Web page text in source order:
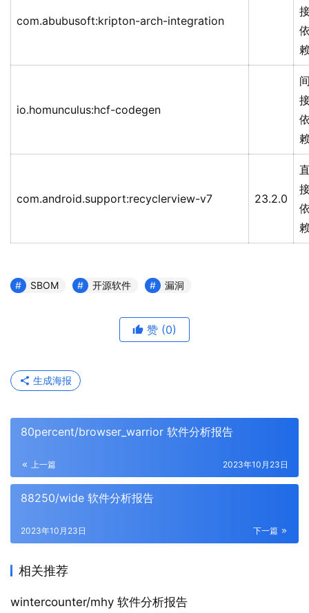
com.abubusoft:kripton-arch-integration
io.homunculus:hcf-codegen
com.android.support:recyclerview-v7 23.2.0
SBOM 开源软件 漏洞
赞 (0)
生成海报
80percent/browser_warrior 软件分析报告
上一篇 2023年10月23日
88250/wide 软件分析报告
下一篇
2023年10月23日
相关推荐
wintercounter/mhy 软件分析报告